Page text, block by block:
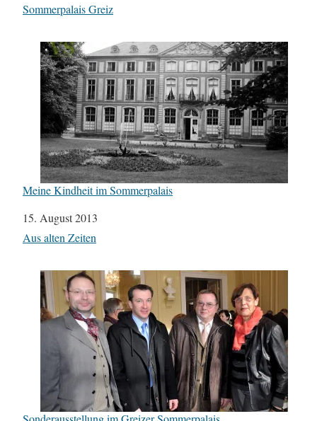
In Bezug auf
Sommerpalais Greiz
Meine Kindheit im Sommerpalais
Datum
15. August 2013
In Bezug auf
Aus alten Zeiten